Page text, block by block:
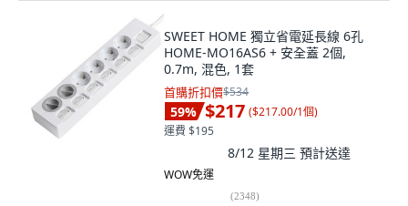
SWEET HOME 獨立省電延長線 6孔
HOME-MO16AS6 + 安全蓋 2個,
0.7m, 混色, 1套
首購折扣價$534
59% $217 ($217.00/1個)
運費 $195
8/12 星期三 預計送達
WOW免運
(2348)